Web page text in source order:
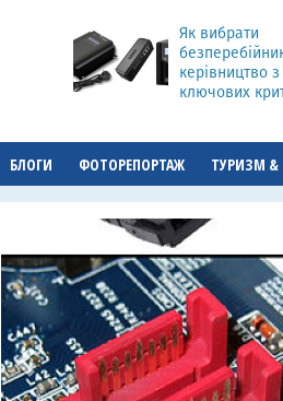
Як вибрати
керівництво
ключових
БЛОГИ ФОТОРЕПОРТАЖ ТУРИЗМ
Попередня